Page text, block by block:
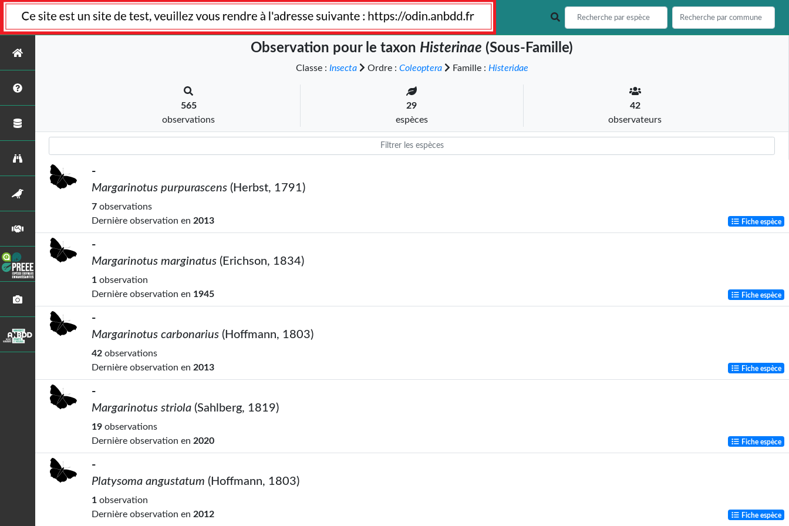
Observation pour le taxon Histerinae (Sous-Famille)
Classe : Insecta Ordre : Coleoptera Famille : Histeridae
565
observations
29
espèces
42
observateurs
-
Margarinotus purpurascens (Herbst, 1791)
7 observations
Dernière observation en 2013 Fiche espèce
-
Margarinotus marginatus (Erichson, 1834)
1 observation
Dernière observation en 1945 Fiche espèce
-
Margarinotus carbonarius (Hoffmann, 1803)
42 observations
Dernière observation en 2013 Fiche espèce
-
Margarinotus striola (Sahlberg, 1819)
19 observations
Dernière observation en 2020 Fiche espèce
-
Platysoma angustatum (Hoffmann, 1803)
1 observation
Dernière observation en 2012 Fiche espèce